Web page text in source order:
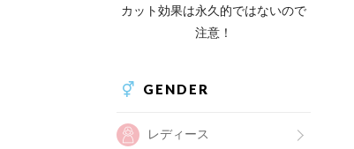
カット効果は永久的ではないので
注意！
GENDER
レディース